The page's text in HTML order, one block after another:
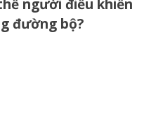
người điều khiển
đường bộ?